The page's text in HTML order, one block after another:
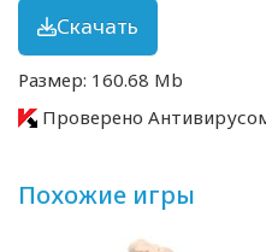
Скачать
Размер: 160.68 Mb
Проверено
Похожие игры